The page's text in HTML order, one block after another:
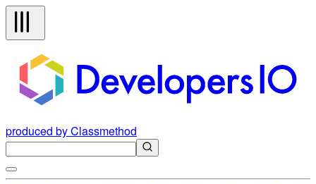
produced by Classmethod